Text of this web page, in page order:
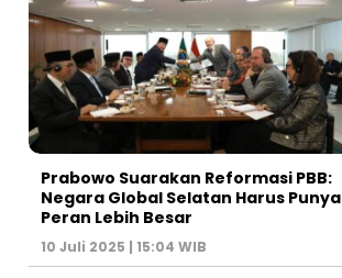
Prabowo Suarakan Reformasi PBB:
Negara Global Selatan Harus Punya
Peran Lebih Besar
10 Juli 2025 | 15:04 WIB